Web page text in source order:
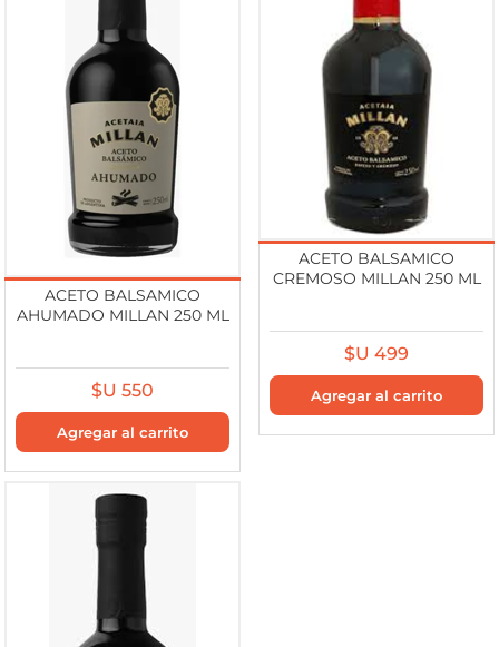
ACETO BALSAMICO
AHUMADO MILLAN 250 ML
$U 550
ACETO BALSAMICO
CREMOSO MILLAN 250 ML
$U 499